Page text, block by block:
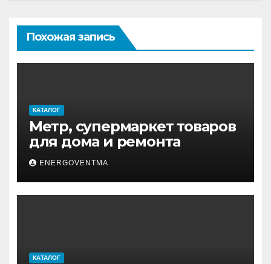
Похожая запись
КАТАЛОГ
Метр, супермаркет товаров
для дома и ремонта
ENERGOVENTMA
КАТАЛОГ